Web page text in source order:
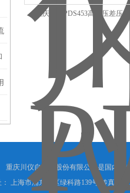
重庆川仪PDS453高静压差压
重庆川仪自动化股份有限公司是国内外
上海市浦东新区绿科路139号 传真：